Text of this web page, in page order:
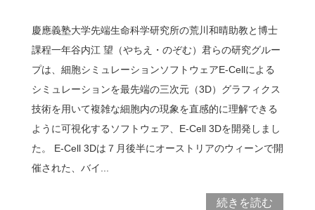
慶應義塾大学先端生命科学研究所の荒川和晴助教と博士
課程一年谷内江 望（やちえ・のぞむ）君らの研究グルー
プは、細胞シミュレーションソフトウェアE-Cellによる
シミュレーションを最先端の三次元（3D）グラフィクス
技術を用いて複雑な細胞内の現象を直感的に理解できる
ように可視化するソフトウェア、E-Cell 3Dを開発しまし
た。 E-Cell 3Dは７月後半にオーストリアのウィーンで開
催された、バイ...
続きを読む